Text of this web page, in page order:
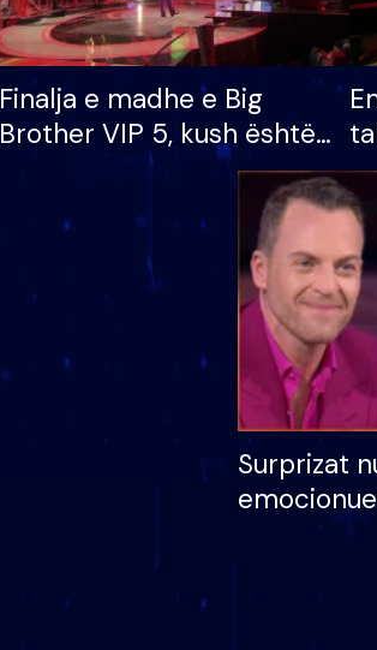
Finalja e madhe e Big
Brother VIP 5, kush është
banori i parë që lë shtëpinë
dhe humb mundësinë për
të fituar çmimin e madh
Surprizat
nëna dhe